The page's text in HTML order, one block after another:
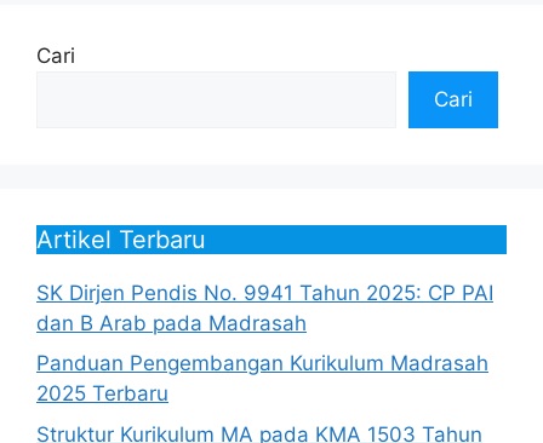
Cari
Cari
Artikel Terbaru
SK Dirjen Pendis No. 9941 Tahun 2025: CP PAI
dan B Arab pada Madrasah
Panduan Pengembangan Kurikulum Madrasah
2025 Terbaru
Struktur Kurikulum MA pada KMA 1503 Tahun